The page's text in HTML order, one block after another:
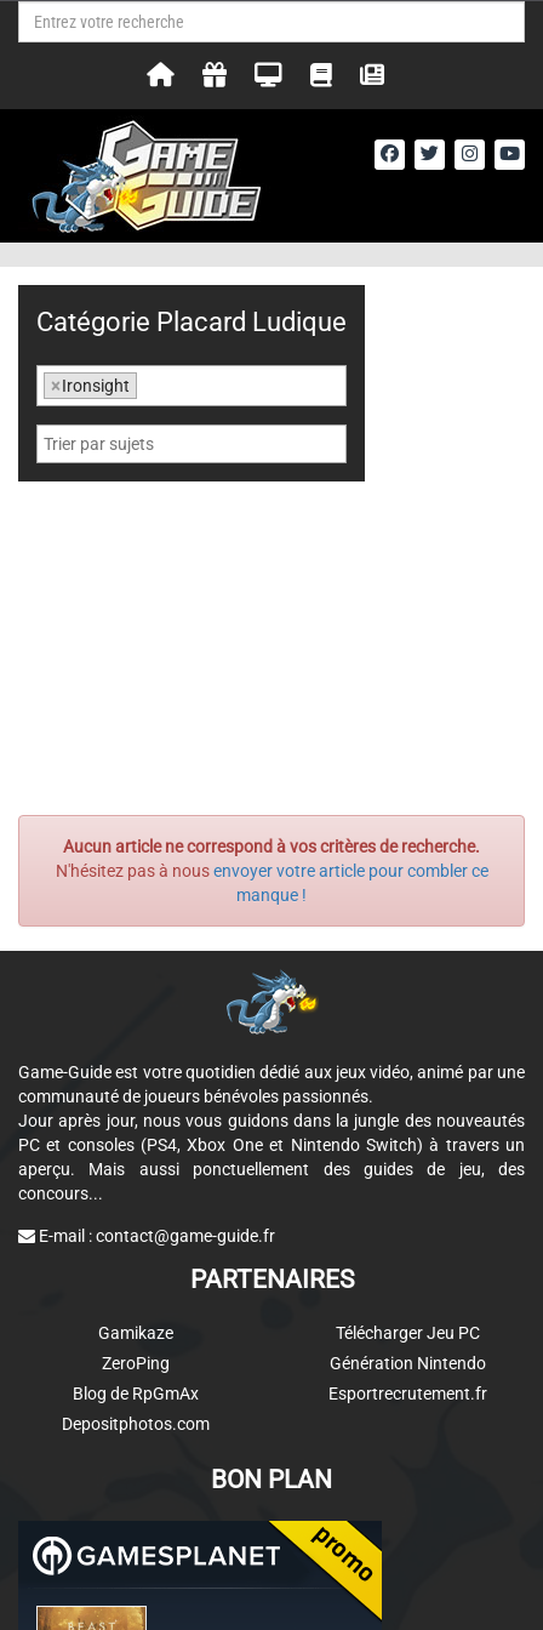
Aucun article ne correspond à vos critères de recherche.
N'hésitez pas à nousenvoyer votre article pour combler ce
manque !
Catégorie Placard Ludique
×Ironsight
Game-Guide est votre quotidien dédié aux jeux vidéo, animé par une
communauté de joueurs bénévoles passionnés.
Jour après jour, nous vous guidons dans la jungle des nouveautés
PC et consoles (PS4, Xbox One et Nintendo Switch) à travers un
aperçu. Mais aussi ponctuellement des guides de jeu, des
concours...
E-mail :contact@game-guide.fr
PARTENAIRES
Gamikaze
ZeroPing
Blog de RpGmAx
Depositphotos.com
Télécharger Jeu PC
Génération Nintendo
Esportrecrutement.fr
BON PLAN